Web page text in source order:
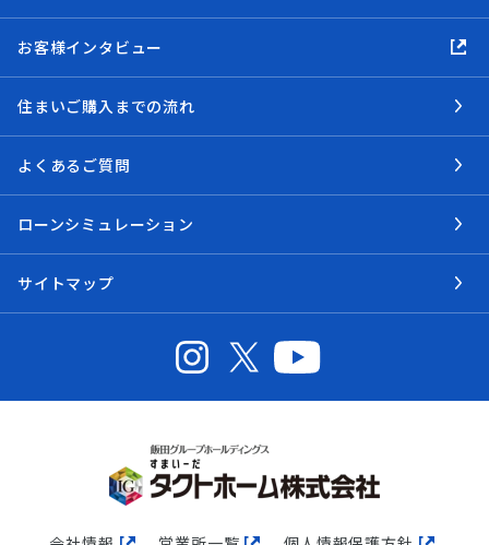
お客様インタビュー
住まいご購入までの流れ
よくあるご質問
ローンシミュレーション
サイトマップ